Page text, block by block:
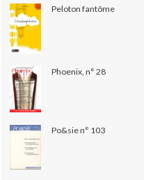
Peloton fantôme
Phoenix, n° 28
Po&sie n° 103